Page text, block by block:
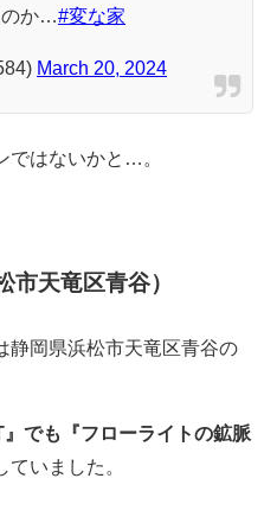
か… #変な家
March 20, 2024
ではないかと…。
市天竜区青谷）
静岡県浜松市天竜区青谷の
』でも『フローライトの鉱脈
ていました。